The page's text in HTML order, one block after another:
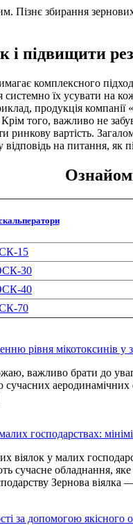
Пізнє збирання
підвищити
комплексного
системно їх усувати на
продукція
того, важливо не
ринкову вартість.
відповідь на питання,
15
30
40
70
рівня мікотоксинів у
важливо брати до
господарствах:
віялок у малих
сучасне обладнання,
Зернова
за допомогою якісного